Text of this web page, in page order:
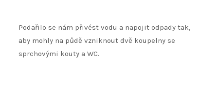
Podařilo se nám přivést vodu a napojit odpady tak,
aby mohly na půdě vzniknout dvě koupelny se
sprchovými kouty a WC.